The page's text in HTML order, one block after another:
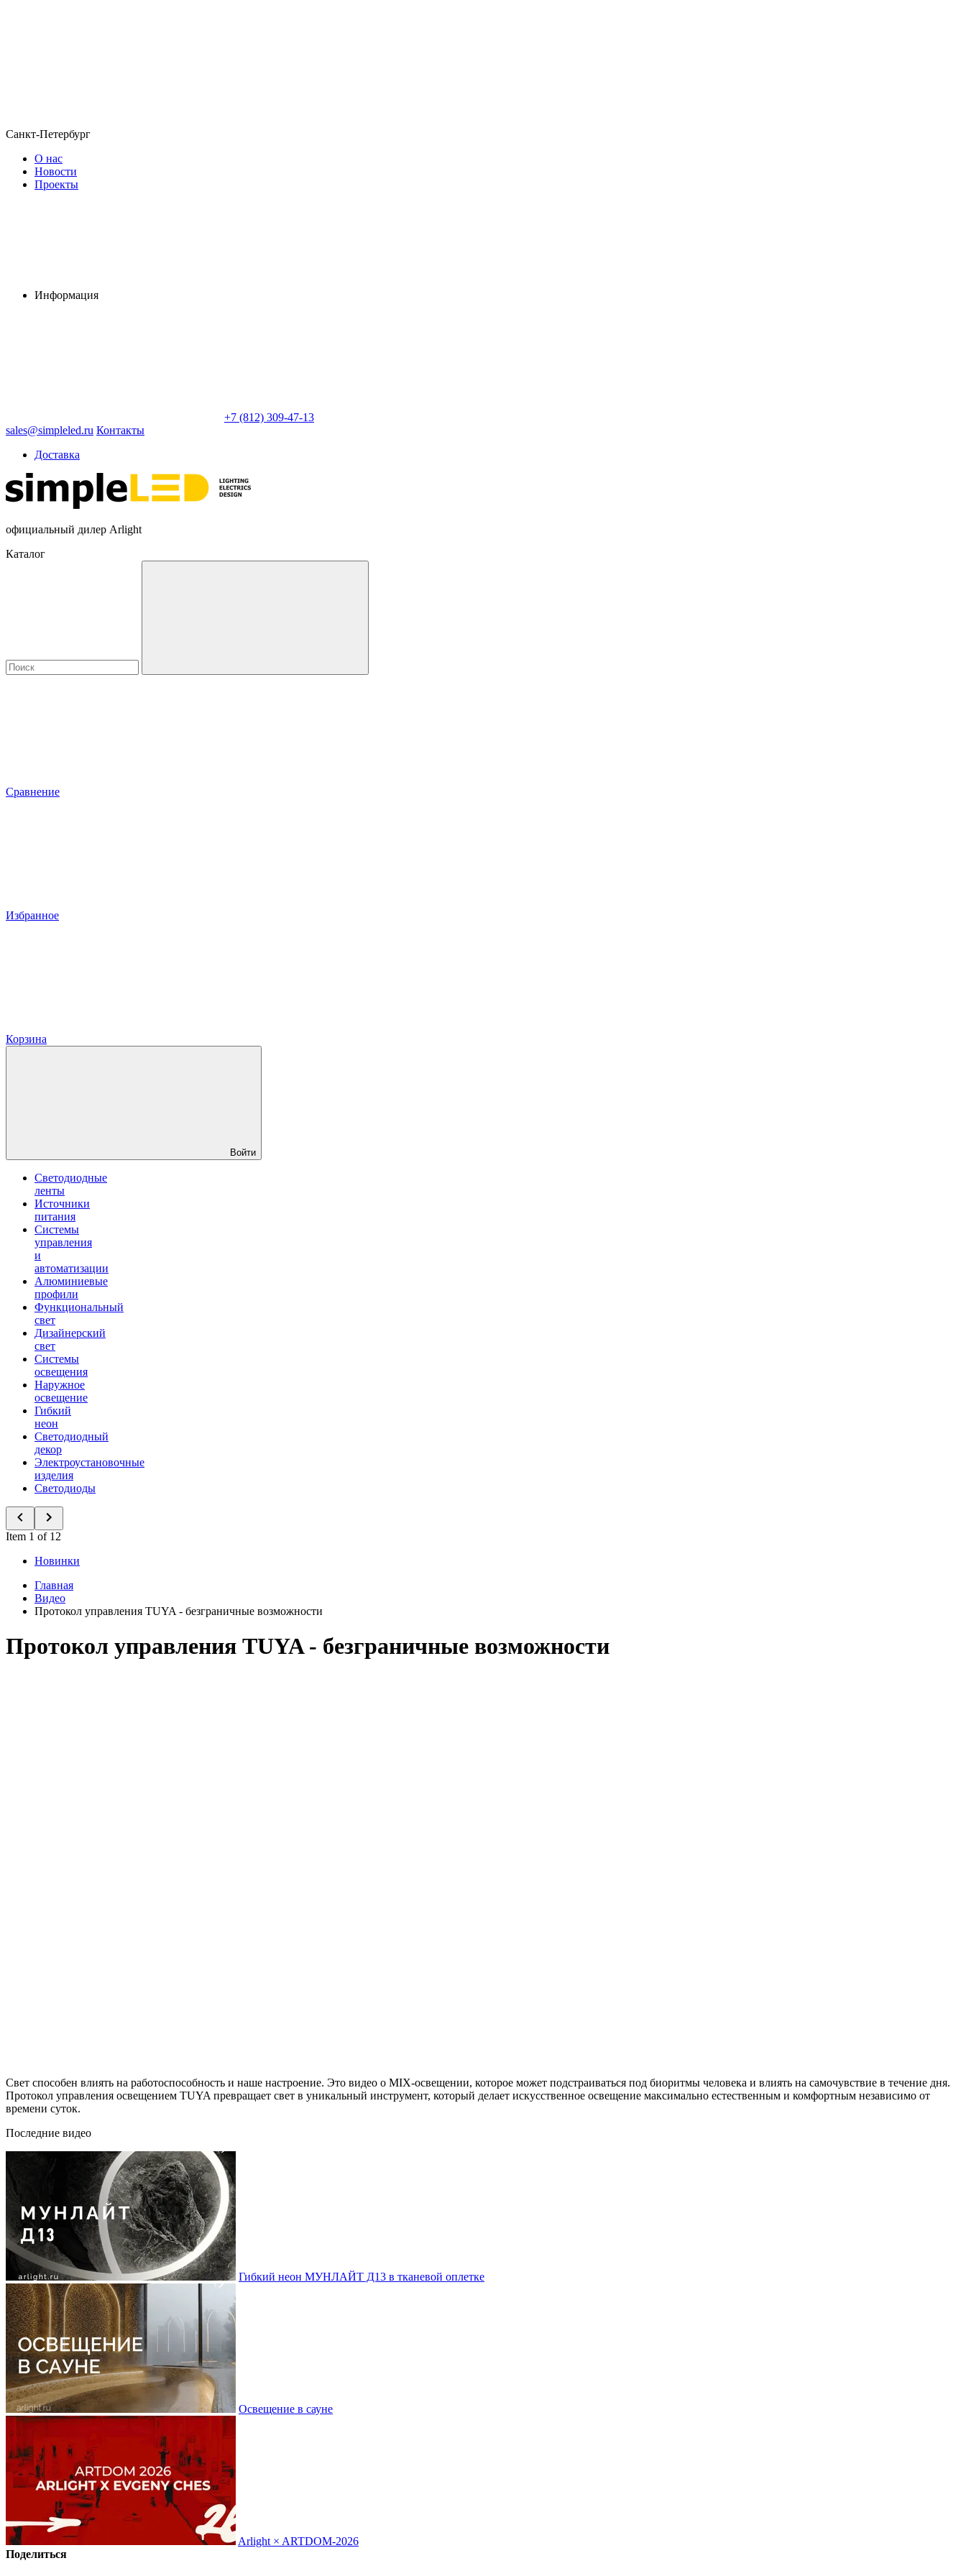
Санкт-Петербург
О нас
Новости
Проекты
Информация
+7 (812) 309-47-13
sales@simpleled.ru Контакты
Доставка
официальный дилер Arlight
Каталог
Сравнение
Избранное
Корзина
Войти
Светодиодные
ленты
Источники
питания
Системы
управления
и
автоматизации
Алюминиевые
профили
Функциональный
свет
Дизайнерский
свет
Системы
освещения
Наружное
освещение
Гибкий
неон
Светодиодный
декор
Электроустановочные
изделия
Светодиоды
Item 1 of 12
Новинки
Главная
Видео
Протокол управления TUYA - безграничные возможности
Протокол управления TUYA - безграничные возможности
Свет способен влиять на работоспособность и наше настроение. Это видео о MIX-освещении, которое может подстраиваться под биоритмы человека и влиять на самочувствие в течение дня.
Протокол управления освещением TUYA превращает свет в уникальный инструмент, который делает искусственное освещение максимально естественным и комфортным независимо от
времени суток.
Последние видео
Гибкий неон МУНЛАЙТ Д13 в тканевой оплетке
Освещение в сауне
Arlight × ARTDOM-2026
Поделиться